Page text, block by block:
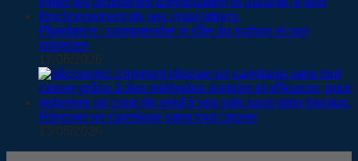
Plomberie : comprendre le rôle du siphon et son
entretien
17/06/2026
Rénover un carrelage sans tout casser
13/05/2026